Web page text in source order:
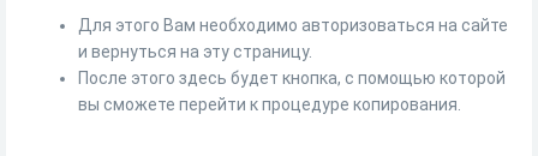
Для этого Вам необходимо авторизоваться на сайте
и вернуться на эту страницу.
После этого здесь будет кнопка, с помощью которой
вы сможете перейти к процедуре копирования.